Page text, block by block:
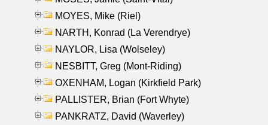
MOYES, Mike (Riel)
NARTH, Konrad (La Verendrye)
NAYLOR, Lisa (Wolseley)
NESBITT, Greg (Mont-Riding)
OXENHAM, Logan (Kirkfield Park)
PALLISTER, Brian (Fort Whyte)
PANKRATZ, David (Waverley)